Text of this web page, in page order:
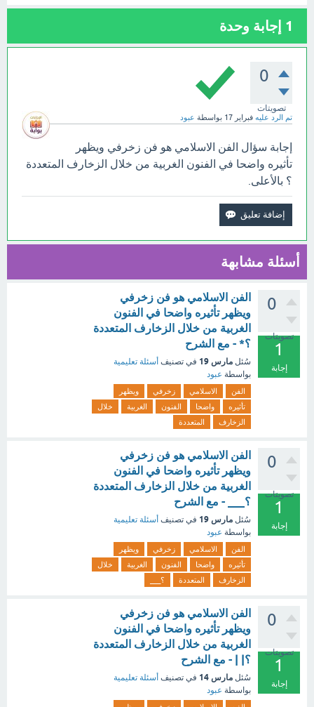
1 إجابة وحدة
0
تصويتات
تم الرد عليه فبراير 17 بواسطة عبود
إجابة سؤال الفن الاسلامي هو فن زخرفي ويظهر
تأثيره واضحا في الفنون الغربية من خلال الزخارف المتعددة
؟ بالأعلى.
أسئلة مشابهة
0
تصويتات
1
إجابة
الفن الاسلامي هو فن زخرفي
ويظهر تأثيره واضحا في الفنون
الغربية من خلال الزخارف المتعددة
؟* - مع الشرح
سُئل مارس 19 في تصنيف أسئلة تعليمية
بواسطة عبود
الفن الاسلامي زخرفي
ويظهر
تأثيره
واضحا الفنون الغربية
خلال
الزخارف
المتعددة
0
تصويتات
1
إجابة
الفن الاسلامي هو فن زخرفي
ويظهر تأثيره واضحا في الفنون
الغربية من خلال الزخارف المتعددة
؟___ - مع الشرح
سُئل مارس 19 في تصنيف أسئلة تعليمية
بواسطة عبود
الفن الاسلامي زخرفي
ويظهر
تأثيره
واضحا الفنون الغربية
خلال
الزخارف
المتعددة ؟___
0
تصويتات
1
إجابة
الفن الاسلامي هو فن زخرفي
ويظهر تأثيره واضحا في الفنون
الغربية من خلال الزخارف المتعددة
؟| | - مع الشرح
سُئل مارس 14 في تصنيف أسئلة تعليمية
بواسطة عبود